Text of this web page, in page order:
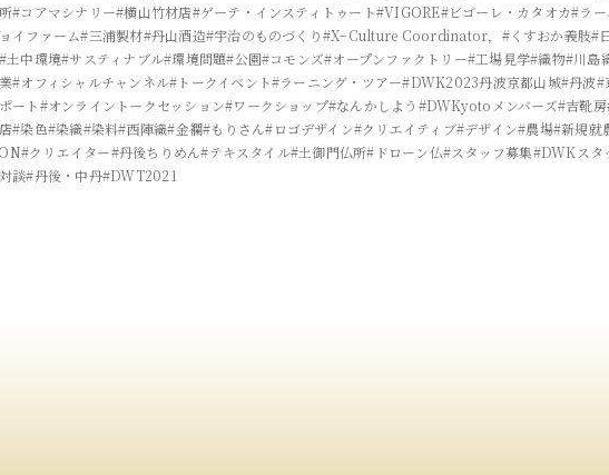
#コアマシナリー#横山竹材店#ゲーテ・インスティトゥート#VIGORE#ビゴーレ・カタオカ#ラ
イファーム#三浦製材#丹山酒造#宇治のものづくり#X−Culture Coordinator， #くすおか義肢#
#土中環境#サスティナブル#環境問題#公園#コモンズ#オープンファクトリー#工場見学#織物#川島
#オフィシャルチャンネル#トークイベント#ラーニング・ツアー#DWK2023丹波京都山城#丹波#
ート#オンライントークセッション#ワークショップ#なんかしよう #DWKyotoメンバーズ#吉靴房
#染色#染織#染料#西陣織#金襴#もりさん#ロゴデザイン#クリエイティブ#デザイン#農場#新規就
#クリエイター#丹後ちりめん#テキスタイル#土御門仏所#ドローン仏#スタッフ募集#DWKスタ
談#丹後・中丹#DWT2021